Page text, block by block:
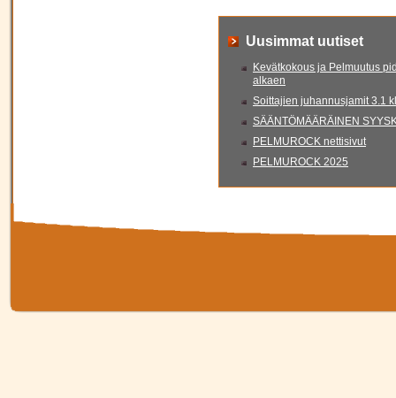
Uusimmat uutiset
Kevätkokous ja Pelmuutus
alkaen
Soittajien juhannusjamit 3.1
SÄÄNTÖMÄÄRÄINEN
PELMUROCK nettisivut
PELMUROCK 2025